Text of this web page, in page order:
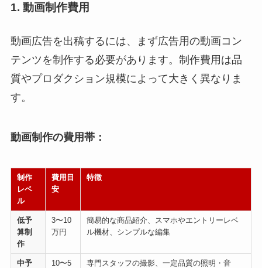
1. 動画制作費用
動画広告を出稿するには、まず広告用の動画コン
テンツを制作する必要があります。制作費用は品
質やプロダクション規模によって大きく異なりま
す。
動画制作の費用帯：
制作
レベ
ル
費用目
安
特徴
低予
算制
作
3〜10
万円
簡易的な商品紹介、スマホやエントリーレベ
ル機材、シンプルな編集
中予
10〜5
専門スタッフの撮影、一定品質の照明・音